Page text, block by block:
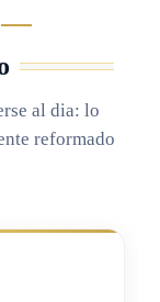
al dia: lo
reformado